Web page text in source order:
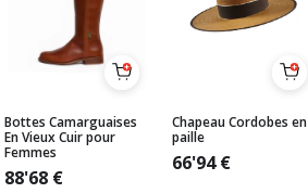
Bottes Camarguaises
En Vieux Cuir pour
Femmes
88'68 €
Chapeau Cordobes en
paille
66'94€